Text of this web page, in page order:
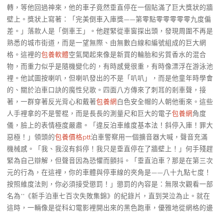
轉，等他回過神來，他的車子竟然垂直停在一個貼滿了巨大獎狀的牆
壁上。獎狀上寫著：「完美倒車入庫獎——第零點零零零零零九度偏
差。」落款人是「倒車王」。他趕緊從車窗探出頭，發現周圍不再是
熟悉的城市街道，而是一望無際、由無數白線和編號組成的巨大網
格。這裡的包養軟體空氣聞起來像是新買的輪胎和劣質香水的混合
物，而重力似乎是隨機變化的，有時感覺很重，有時像漂浮在游泳池
裡。他試圖按喇叭，但喇叭發出的不是「叭叭」，而是他童年時學會
的、關於泊車口訣的魔性兒歌。四面八方傳來了刺耳的剎車聲，接
著，一群穿著反光背心和戴著包養網 白色安全帽的人朝他衝來。這些
人手裡拿的不是警棍，而是長長的測量尺和巨大的電子包養網角度
儀，臉上的表情極度嚴肅。「違反泊車維度基本法！斜停入庫！罪大
惡極！」領頭的包養價格ptt泊車警察用一個擴音器大喊，聲音充滿
機械感。「我、我沒有斜停！我只是垂直停在了牆壁上！」何手殘趕
緊為自己辯解，但聲音因為恐懼而顫抖。「垂直泊車？那是在第三次
元的行為，在這裡，你的車體與停車線的夾角是——八十九點七度！
按照維度法則，你必須接受懲罰！」懲罰的內容是：無限次觀看一部
名為**《新手泊車七百次失敗集錦》的紀錄片，直到哭泣為止。就在
這時，一輛像是從科幻電影裡開出來的黑色跑車，優雅地從網格的邊